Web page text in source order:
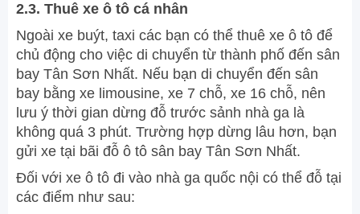
2.3. Thuê xe ô tô cá nhân
Ngoài xe buýt, taxi các bạn có thể thuê xe ô tô để
chủ động cho việc di chuyển từ thành phố đến sân
bay Tân Sơn Nhất. Nếu bạn di chuyển đến sân
bay bằng xe limousine, xe 7 chỗ, xe 16 chỗ, nên
lưu ý thời gian dừng đỗ trước sảnh nhà ga là
không quá 3 phút. Trường hợp dừng lâu hơn, bạn
gửi xe tại bãi đỗ ô tô sân bay Tân Sơn Nhất.
Đối với xe ô tô đi vào nhà ga quốc nội có thể đỗ tại
các điểm như sau: